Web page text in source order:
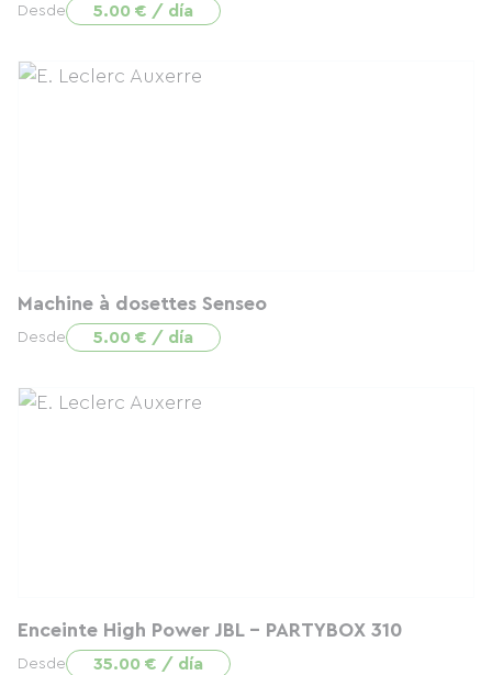
Desde 5.00 € / día
Machine à dosettes Senseo
Desde 5.00 € / día
Enceinte High Power JBL - PARTYBOX 310
Desde 35.00 € / día